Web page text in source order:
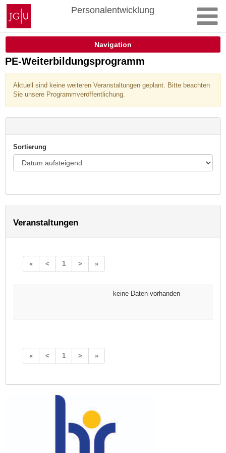
Zum
Inhalt
springen
Johannes
Gutenberg-
Universität
Personalentwicklung
Navigation
PE-Weiterbildungsprogramm
Aktuell sind keine weiteren Veranstaltungen geplant. Bitte beachten
Sie unsere Programmveröffentlichung.
Sortierung
Veranstaltungen
« < 1 > »
keine Daten vorhanden
« < 1 > »